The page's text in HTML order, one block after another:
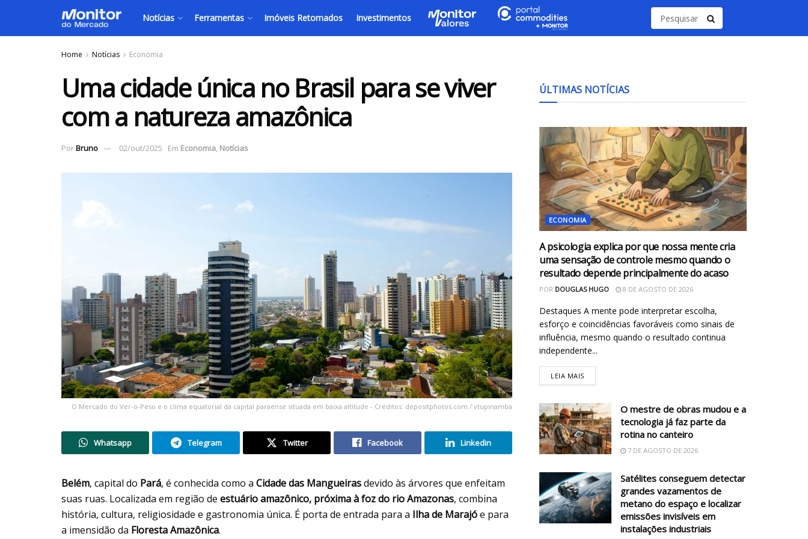
Notícias Ferramentas Imóveis Retomados Investimentos
Home Notícias Economia
Uma cidade única no Brasil para se viver
com a natureza amazônica
PorBruno 02/out/2025 Em Economia, Notícias
O Mercado do Ver-o-Peso e o clima equatorial da capital paraense situada em baixa altitude - Créditos: depositphotos.com / vtupinamba
Whatsapp Telegram Twitter Facebook Linkedin
Belém, capital do Pará, é conhecida como a Cidade das Mangueirasdevido às árvores que enfeitam
suas ruas. Localizada em região de estuário amazônico, próxima à foz do rio Amazonas, combina
história, cultura, religiosidade e gastronomia única. É porta de entrada para a Ilha de Marajóe para
a imensidão da Floresta Amazônica.
ÚLTIMAS NOTÍCIAS
ECONOMIA
A psicologia explica por que nossa mente cria
uma sensação de controle mesmo quando o
resultado depende principalmente do acaso
POR DOUGLAS HUGO 8 DE AGOSTO DE 2026
Destaques A mente pode interpretar escolha,
esforço e coincidências favoráveis como sinais de
influência, mesmo quando o resultado continua
independente...
LEIA MAIS
O mestre de obras mudou e a
tecnologia já faz parte da
rotina no canteiro
7 DE AGOSTO DE 2026
Satélites conseguem detectar
grandes vazamentos de
metano do espaço e localizar
emissões invisíveis em
instalações industriais